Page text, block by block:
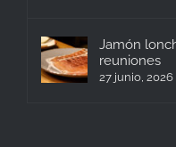
Jamón
reuniones
27 junio, 2026